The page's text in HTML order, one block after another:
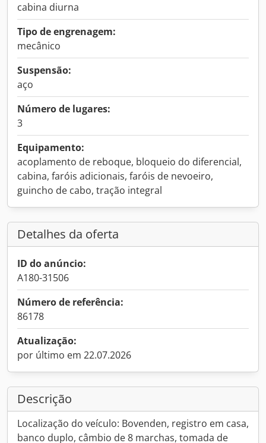
cabina diurna
Tipo de engrenagem:
mecânico
Suspensão:
aço
Número de lugares:
3
Equipamento:
acoplamento de reboque, bloqueio do diferencial,
cabina, faróis adicionais, faróis de nevoeiro,
guincho de cabo, tração integral
Detalhes da oferta
ID do anúncio:
A180-31506
Número de referência:
86178
Atualização:
por último em 22.07.2026
Descrição
Localização do veículo: Bovenden, registro em casa,
banco duplo, câmbio de 8 marchas, tomada de